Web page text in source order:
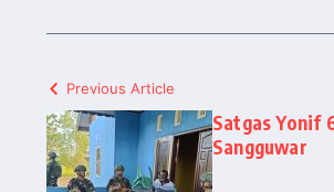
Previous Article
Satgas Yonif
Sangguwar